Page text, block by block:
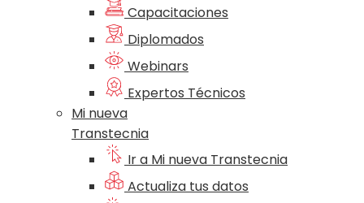
Capacitaciones
Diplomados
Webinars
Expertos Técnicos
Mi nueva
Transtecnia
Ir a Mi nueva Transtecnia
Actualiza tus datos